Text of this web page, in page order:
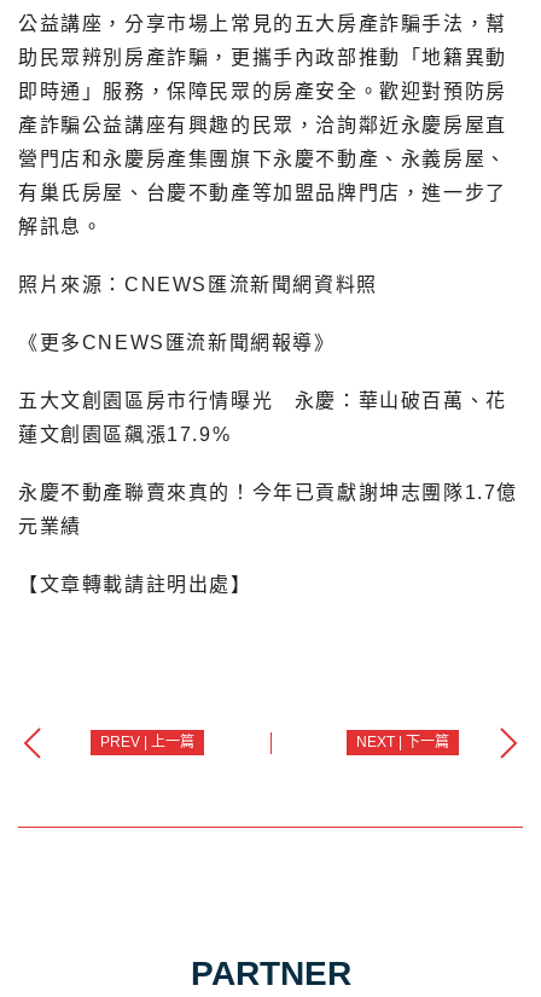
公益講座，分享市場上常見的五大房產詐騙手法，幫
助民眾辨別房產詐騙，更攜手內政部推動「地籍異動
即時通」服務，保障民眾的房產安全。歡迎對預防房
產詐騙公益講座有興趣的民眾，洽詢鄰近永慶房屋直
營門店和永慶房產集團旗下永慶不動產、永義房屋、
有巢氏房屋、台慶不動產等加盟品牌門店，進一步了
解訊息。
照片來源：CNEWS匯流新聞網資料照
《更多CNEWS匯流新聞網報導》
五大文創園區房市行情曝光 永慶：華山破百萬、花
蓮文創園區飆漲17.9%
永慶不動產聯賣來真的！今年已貢獻謝坤志團隊1.7億
元業績
【文章轉載請註明出處】
PREV | 上一篇 NEXT | 下一篇
PARTNER